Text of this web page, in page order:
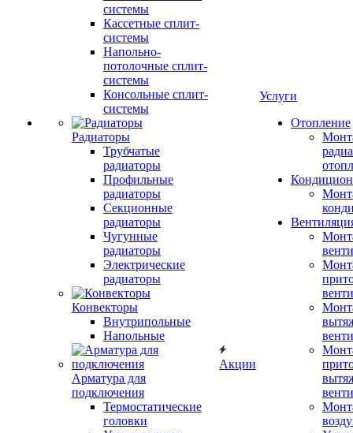
системы
Кассетные сплит-
системы
Напольно-
потолочные сплит-
системы
Консольные сплит-
системы
Радиаторы
Трубчатые
радиаторы
Профильные
радиаторы
Секционные
радиаторы
Чугунные
радиаторы
Электрические
радиаторы
Конвекторы
Внутрипольные
Напольные
Арматура для
подключения
Термостатические
головки
Акции
Услуги
Отопление